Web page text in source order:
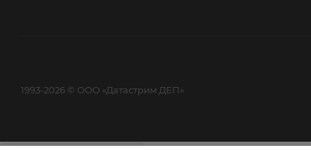
1993-2026 © ООО «Датастрим ДЕП»